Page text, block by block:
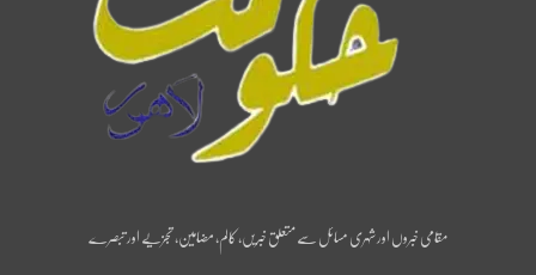
مقامی خبروں اور شہری مسائل سے متعلق خبریں، کالم، مضامین، تجزیے اور تبصرے